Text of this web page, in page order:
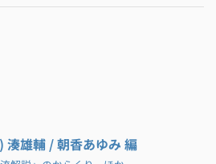
湊雄輔 / 朝香あゆみ 編